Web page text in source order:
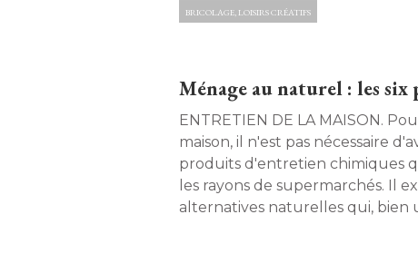
BRICOLAGE, LOISIRS CRÉATIFS
Ménage au naturel : les
ENTRETIEN DE LA MAISON. Pour nettoyer sa
maison, il n'est pas nécessaire
produits d'entretien chimiques
les rayons de supermarchés. Il
alternatives naturelles qui, bien